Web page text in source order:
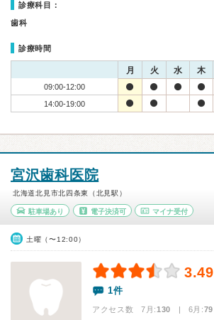
診療科目：
歯科
診療時間
月 火 水 木
09:00-12:00
14:00-19:00
宮沢歯科医院
北海道北見市北四条東（北見駅）
駐車場あり 電子決済可 マイナ受付
土曜（〜12:00）
3.49
1件
アクセス数 7月:130 | 6月:79